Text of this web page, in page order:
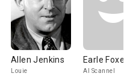
Allen Jenkins
Louie
Earle Foxe
Al Scannel